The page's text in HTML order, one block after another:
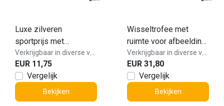
Luxe zilveren
sportprijs met
gravering - AK5850
EUR 11,75
Vergelijk
Bekijken
Wisseltrofee met
ruimte voor afbeelding
- AX9226
EUR 31,80
Vergelijk
Bekijken